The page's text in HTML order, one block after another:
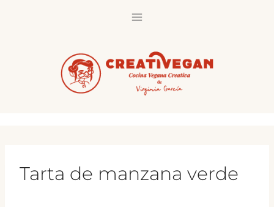
Tarta de manzana verde